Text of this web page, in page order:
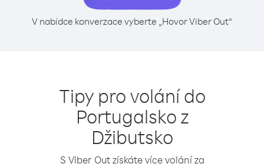
V nabídce konverzace vyberte „Hovor Viber Out“
Tipy pro volání do
Portugalsko z
Džibutsko
S Viber Out získáte více volání za